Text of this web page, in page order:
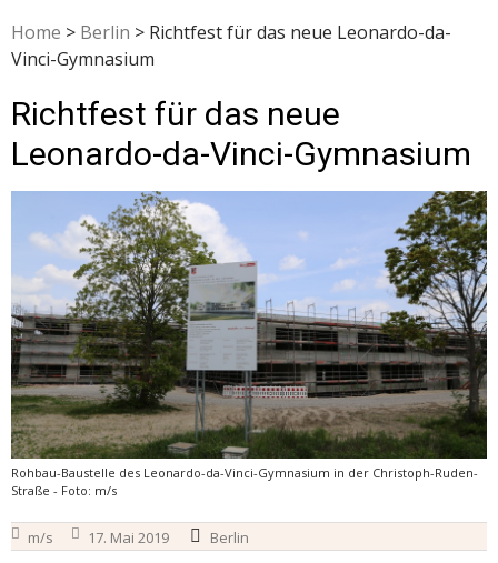
Home > Berlin > Richtfest für das neue Leonardo-da-
Vinci-Gymnasium
Richtfest für das neue
Leonardo-da-Vinci-Gymnasium
Rohbau-Baustelle des Leonardo-da-Vinci-Gymnasium in der Christoph-Ruden-
Straße - Foto: m/s
m/s 17. Mai 2019 Berlin